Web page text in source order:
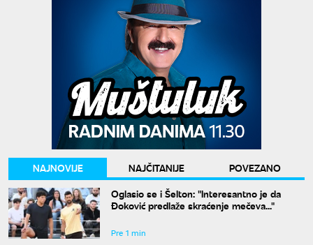
NAJNOVIJE NAJČITANIJE
POVEZANO
Oglasio se i Šelton: "Interesantno je da
Đoković predlaže skraćenje mečeva..."
Pre 1 min